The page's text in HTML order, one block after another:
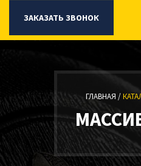
ЗАКАЗАТЬ ЗВОНОК
ГЛАВНАЯ /